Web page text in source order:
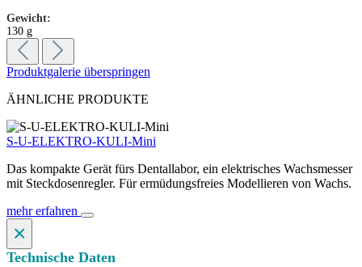
Gewicht:
130 g
Produktgalerie überspringen
ÄHNLICHE PRODUKTE
S-U-ELEKTRO-KULI-Mini
Das kompakte Gerät fürs Dentallabor, ein elektrisches Wachsmesser
mit Steckdosenregler. Für ermüdungsfreies Modellieren von Wachs.
mehr erfahren
×
Technische Daten